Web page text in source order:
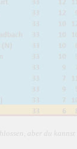
aber du kannst